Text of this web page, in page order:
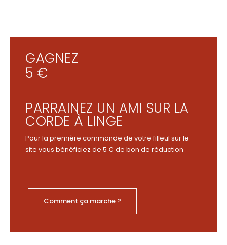
GAGNEZ
5 €
PARRAINEZ UN AMI SUR LA
CORDE À LINGE
Pour la première commande de votre filleul sur le
site vous bénéficiez de 5 € de bon de réduction
Comment ça marche ?